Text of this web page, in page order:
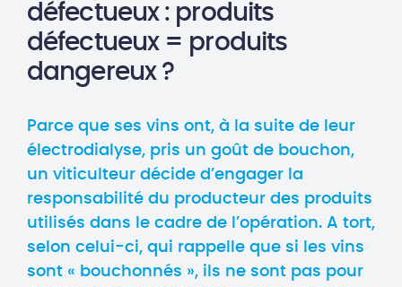
défectueux : produits
défectueux = produits
dangereux ?
Parce que ses vins ont, à la suite de leur
électrodialyse, pris un goût de bouchon,
un viticulteur décide d’engager la
responsabilité du producteur des produits
utilisés dans le cadre de l’opération. A tort,
selon celui-ci, qui rappelle que si les vins
sont « bouchonnés », ils ne sont pas pour